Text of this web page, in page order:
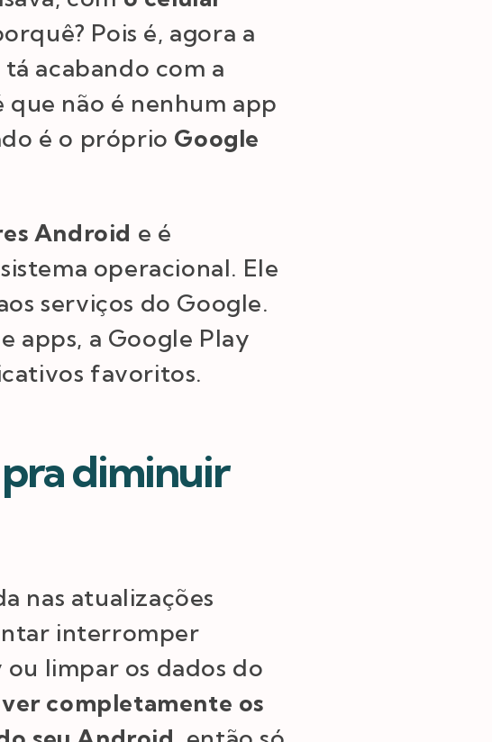
Pois é, agora a
acabando com a
que não é nenhum app
é o próprio Google
Android e é
operacional. Ele
serviços do Google.
apps, a Google Play
favoritos.
diminuir
nas atualizações
interromper
limpar os dados do
completamente os